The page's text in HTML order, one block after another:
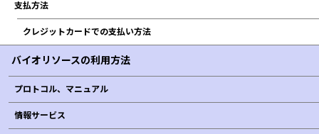
支払方法
クレジットカードでの支払い方法
バイオリソースの利用方法
プロトコル、マニュアル
情報サービス